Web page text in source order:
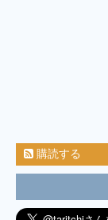
購読する